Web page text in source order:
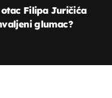
Filipa Juričića
glumac?